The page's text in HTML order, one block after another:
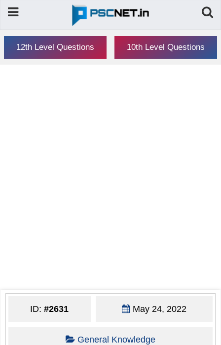
12th Level Questions 10th Level Questions
ID:#2631 May 24, 2022
General Knowledge